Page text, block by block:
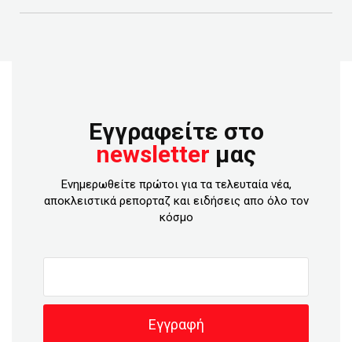
Εγγραφείτε στο
newsletter μας
Ενημερωθείτε πρώτοι για τα τελευταία νέα,
αποκλειστικά ρεπορταζ και ειδήσεις απο όλο τον
κόσμο